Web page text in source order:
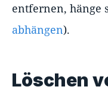
entfernen, hänge
abhängen).
Löschen